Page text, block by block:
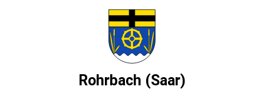
Rohrbach (Saar)